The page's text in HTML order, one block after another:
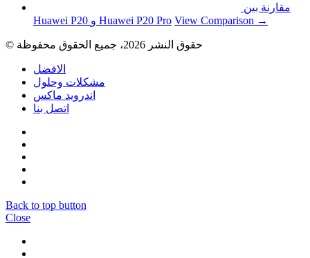
مقارنة بين
Huawei P20 و Huawei P20 Pro View Comparison →
الافضل
مشكلات وحلول
اندرويد ماكس
اتصل بنا
Back to top button
Close